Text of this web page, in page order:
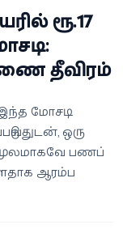
ரூ.17
தீவிரம்
மோசடி
ஒரு
பணப்
ஆரம்ப